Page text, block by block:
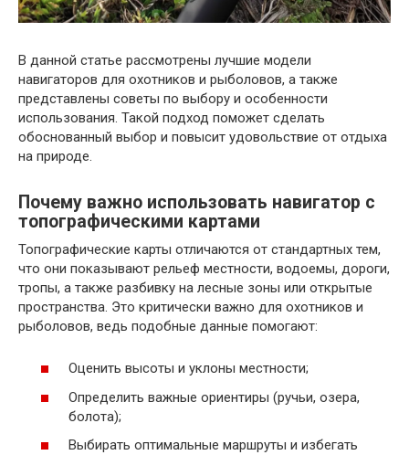
В данной статье рассмотрены лучшие модели
навигаторов для охотников и рыболовов, а также
представлены советы по выбору и особенности
использования. Такой подход поможет сделать
обоснованный выбор и повысит удовольствие от отдыха
на природе.
Почему важно использовать навигатор с
топографическими картами
Топографические карты отличаются от стандартных тем,
что они показывают рельеф местности, водоемы, дороги,
тропы, а также разбивку на лесные зоны или открытые
пространства. Это критически важно для охотников и
рыболовов, ведь подобные данные помогают:
Оценить высоты и уклоны местности;
Определить важные ориентиры (ручьи, озера,
болота);
Выбирать оптимальные маршруты и избегать